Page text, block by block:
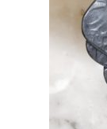
Contact